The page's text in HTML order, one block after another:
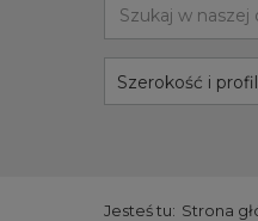
Szerokość i profil
Jesteś tu: Strona